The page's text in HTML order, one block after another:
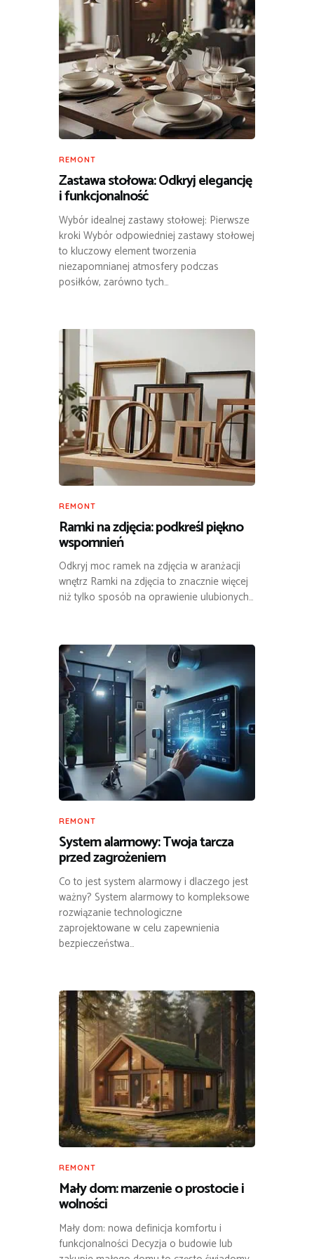
REMONT
Zastawa stołowa: Odkryj elegancję
i funkcjonalność
Wybór idealnej zastawy stołowej: Pierwsze
kroki Wybór odpowiedniej zastawy stołowej
to kluczowy element tworzenia
niezapomnianej atmosfery podczas
posiłków, zarówno tych…
REMONT
Ramki na zdjęcia: podkreśl piękno
wspomnień
Odkryj moc ramek na zdjęcia w aranżacji
wnętrz Ramki na zdjęcia to znacznie więcej
niż tylko sposób na oprawienie ulubionych…
REMONT
System alarmowy: Twoja tarcza
przed zagrożeniem
Co to jest system alarmowy i dlaczego jest
ważny? System alarmowy to kompleksowe
rozwiązanie technologiczne
zaprojektowane w celu zapewnienia
bezpieczeństwa…
REMONT
Mały dom: marzenie o prostocie i
wolności
Mały dom: nowa definicja komfortu i
funkcjonalności Decyzja o budowie lub